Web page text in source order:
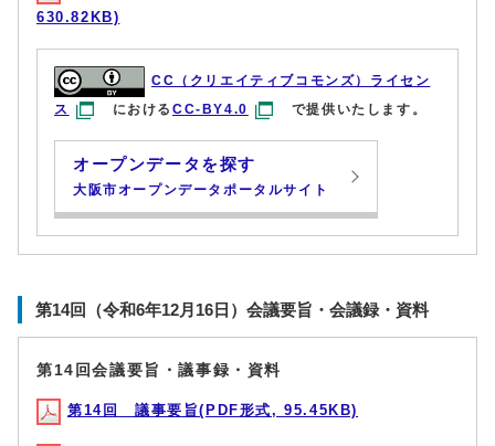
630.82KB)
CC（クリエイティブコモンズ）ライセン
ス
におけるCC-BY4.0 で提供いたします。
オープンデータを探す
大阪市オープンデータポータルサイト
第14回（令和6年12月16日）会議要旨・会議録・資料
第14回会議要旨・議事録・資料
第14回 議事要旨(PDF形式, 95.45KB)